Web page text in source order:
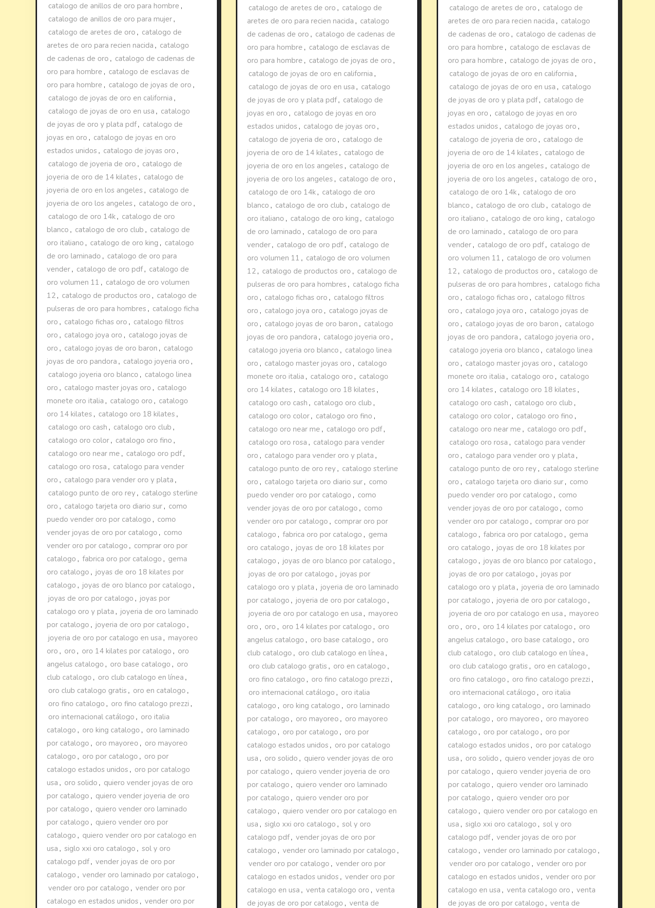
catalogo de anillos de oro para hombre ,
catalogo de anillos de oro para mujer ,
catalogo de aretes de oro , catalogo de
aretes de oro para recien nacida , catalogo
de cadenas de oro , catalogo de cadenas de
oro para hombre , catalogo de esclavas de
oro para hombre , catalogo de joyas de oro ,
catalogo de joyas de oro en california ,
catalogo de joyas de oro en usa , catalogo
de joyas de oro y plata pdf, catalogo de
joyas en oro , catalogo de joyas en oro
estados unidos , catalogo de joyas oro ,
catalogo de joyeria de oro , catalogo de
joyeria de oro de 14 kilates , catalogo de
joyeria de oro en los angeles , catalogo de
joyeria de oro los angeles , catalogo de oro ,
catalogo de oro 14k , catalogo de oro
blanco , catalogo de oro club , catalogo de
oro italiano , catalogo de oro king , catalogo
de oro laminado , catalogo de oro para
vender , catalogo de oro pdf, catalogo de
oro volumen 11 , catalogo de oro volumen
12 , catalogo de productos oro , catalogo de
pulseras de oro para hombres , catalogo ficha
oro , catalogo fichas oro , catalogo filtros
oro , catalogo joya oro , catalogo joyas de
oro , catalogo joyas de oro baron , catalogo
joyas de oro pandora , catalogo joyeria oro ,
catalogo joyeria oro blanco , catalogo linea
oro , catalogo master joyas oro , catalogo
monete oro italia , catalogo oro , catalogo
oro 14 kilates , catalogo oro 18 kilates ,
catalogo oro cash , catalogo oro club ,
catalogo oro color , catalogo oro fino ,
catalogo oro near me , catalogo oro pdf,
catalogo oro rosa , catalogo para vender
oro , catalogo para vender oro y plata ,
catalogo punto de oro rey , catalogo sterline
oro , catalogo tarjeta oro diario sur , como
puedo vender oro por catalogo , como
vender joyas de oro por catalogo , como
vender oro por catalogo , comprar oro por
catalogo , fabrica oro por catalogo , gema
oro catalogo , joyas de oro 18 kilates por
catalogo , joyas de oro blanco por catalogo ,
joyas de oro por catalogo , joyas por
catalogo oro y plata , joyeria de oro laminado
por catalogo , joyeria de oro por catalogo ,
joyeria de oro por catalogo en usa , mayoreo
oro , oro , oro 14 kilates por catalogo , oro
angelus catalogo , oro base catalogo , oro
club catalogo , oro club catalogo en línea ,
oro club catalogo gratis , oro en catalogo ,
oro fino catalogo , oro fino catalogo prezzi ,
oro internacional catálogo , oro italia
catalogo , oro king catalogo , oro laminado
por catalogo , oro mayoreo , oro mayoreo
catalogo , oro por catalogo , oro por
catalogo estados unidos , oro por catalogo
usa , oro solido , quiero vender joyas de oro
por catalogo , quiero vender joyeria de oro
por catalogo , quiero vender oro laminado
por catalogo , quiero vender oro por
catalogo , quiero vender oro por catalogo en
usa , siglo xxi oro catalogo , sol y oro
catalogo pdf, vender joyas de oro por
catalogo , vender oro laminado por catalogo ,
vender oro por catalogo , vender oro por
catalogo en estados unidos , vender oro por
catalogo de aretes de oro , catalogo de
aretes de oro para recien nacida , catalogo
de cadenas de oro , catalogo de cadenas de
oro para hombre , catalogo de esclavas de
oro para hombre , catalogo de joyas de oro ,
catalogo de joyas de oro en california ,
catalogo de joyas de oro en usa , catalogo
de joyas de oro y plata pdf, catalogo de
joyas en oro , catalogo de joyas en oro
estados unidos , catalogo de joyas oro ,
catalogo de joyeria de oro , catalogo de
joyeria de oro de 14 kilates , catalogo de
joyeria de oro en los angeles , catalogo de
joyeria de oro los angeles , catalogo de oro ,
catalogo de oro 14k , catalogo de oro
blanco , catalogo de oro club , catalogo de
oro italiano , catalogo de oro king , catalogo
de oro laminado , catalogo de oro para
vender , catalogo de oro pdf, catalogo de
oro volumen 11 , catalogo de oro volumen
12 , catalogo de productos oro , catalogo de
pulseras de oro para hombres , catalogo ficha
oro , catalogo fichas oro , catalogo filtros
oro , catalogo joya oro , catalogo joyas de
oro , catalogo joyas de oro baron , catalogo
joyas de oro pandora , catalogo joyeria oro ,
catalogo joyeria oro blanco , catalogo linea
oro , catalogo master joyas oro , catalogo
monete oro italia , catalogo oro , catalogo
oro 14 kilates , catalogo oro 18 kilates ,
catalogo oro cash , catalogo oro club ,
catalogo oro color , catalogo oro fino ,
catalogo oro near me , catalogo oro pdf,
catalogo oro rosa , catalogo para vender
oro , catalogo para vender oro y plata ,
catalogo punto de oro rey , catalogo sterline
oro , catalogo tarjeta oro diario sur , como
puedo vender oro por catalogo , como
vender joyas de oro por catalogo , como
vender oro por catalogo , comprar oro por
catalogo , fabrica oro por catalogo , gema
oro catalogo , joyas de oro 18 kilates por
catalogo , joyas de oro blanco por catalogo ,
joyas de oro por catalogo , joyas por
catalogo oro y plata , joyeria de oro laminado
por catalogo , joyeria de oro por catalogo ,
joyeria de oro por catalogo en usa , mayoreo
oro , oro , oro 14 kilates por catalogo , oro
angelus catalogo , oro base catalogo , oro
club catalogo , oro club catalogo en línea ,
oro club catalogo gratis , oro en catalogo ,
oro fino catalogo , oro fino catalogo prezzi ,
oro internacional catálogo , oro italia
catalogo , oro king catalogo , oro laminado
por catalogo , oro mayoreo , oro mayoreo
catalogo , oro por catalogo , oro por
catalogo estados unidos , oro por catalogo
usa , oro solido , quiero vender joyas de oro
por catalogo , quiero vender joyeria de oro
por catalogo , quiero vender oro laminado
por catalogo , quiero vender oro por
catalogo , quiero vender oro por catalogo en
usa , siglo xxi oro catalogo , sol y oro
catalogo pdf, vender joyas de oro por
catalogo , vender oro laminado por catalogo ,
vender oro por catalogo , vender oro por
catalogo en estados unidos , vender oro por
catalogo en usa , venta catalogo oro , venta
de joyas de oro por catalogo , venta de
catalogo de aretes de oro , catalogo de
aretes de oro para recien nacida , catalogo
de cadenas de oro , catalogo de cadenas de
oro para hombre , catalogo de esclavas de
oro para hombre , catalogo de joyas de oro ,
catalogo de joyas de oro en california ,
catalogo de joyas de oro en usa , catalogo
de joyas de oro y plata pdf, catalogo de
joyas en oro , catalogo de joyas en oro
estados unidos , catalogo de joyas oro ,
catalogo de joyeria de oro , catalogo de
joyeria de oro de 14 kilates , catalogo de
joyeria de oro en los angeles , catalogo de
joyeria de oro los angeles , catalogo de oro ,
catalogo de oro 14k , catalogo de oro
blanco , catalogo de oro club , catalogo de
oro italiano , catalogo de oro king , catalogo
de oro laminado , catalogo de oro para
vender , catalogo de oro pdf, catalogo de
oro volumen 11 , catalogo de oro volumen
12 , catalogo de productos oro , catalogo de
pulseras de oro para hombres , catalogo ficha
oro , catalogo fichas oro , catalogo filtros
oro , catalogo joya oro , catalogo joyas de
oro , catalogo joyas de oro baron , catalogo
joyas de oro pandora , catalogo joyeria oro ,
catalogo joyeria oro blanco , catalogo linea
oro , catalogo master joyas oro , catalogo
monete oro italia , catalogo oro , catalogo
oro 14 kilates , catalogo oro 18 kilates ,
catalogo oro cash , catalogo oro club ,
catalogo oro color , catalogo oro fino ,
catalogo oro near me , catalogo oro pdf,
catalogo oro rosa , catalogo para vender
oro , catalogo para vender oro y plata ,
catalogo punto de oro rey , catalogo sterline
oro , catalogo tarjeta oro diario sur , como
puedo vender oro por catalogo , como
vender joyas de oro por catalogo , como
vender oro por catalogo , comprar oro por
catalogo , fabrica oro por catalogo , gema
oro catalogo , joyas de oro 18 kilates por
catalogo , joyas de oro blanco por catalogo ,
joyas de oro por catalogo , joyas por
catalogo oro y plata , joyeria de oro laminado
por catalogo , joyeria de oro por catalogo ,
joyeria de oro por catalogo en usa , mayoreo
oro , oro , oro 14 kilates por catalogo , oro
angelus catalogo , oro base catalogo , oro
club catalogo , oro club catalogo en línea ,
oro club catalogo gratis , oro en catalogo ,
oro fino catalogo , oro fino catalogo prezzi ,
oro internacional catálogo , oro italia
catalogo , oro king catalogo , oro laminado
por catalogo , oro mayoreo , oro mayoreo
catalogo , oro por catalogo , oro por
catalogo estados unidos , oro por catalogo
usa , oro solido , quiero vender joyas de oro
por catalogo , quiero vender joyeria de oro
por catalogo , quiero vender oro laminado
por catalogo , quiero vender oro por
catalogo , quiero vender oro por catalogo en
usa , siglo xxi oro catalogo , sol y oro
catalogo pdf, vender joyas de oro por
catalogo , vender oro laminado por catalogo ,
vender oro por catalogo , vender oro por
catalogo en estados unidos , vender oro por
catalogo en usa , venta catalogo oro , venta
de joyas de oro por catalogo , venta de